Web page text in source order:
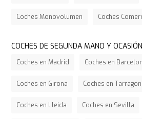
Coches Monovolumen Coches
COCHES DE SEGUNDA MANO Y
Coches en Madrid Coches en
Coches en Girona Coches en
Coches en Lleida Coches en Sevilla